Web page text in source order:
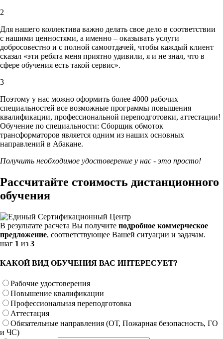
2
Для нашего коллектива важно делать свое дело в соответствии
с нашими ценностями, а именно – оказывать услуги
добросовестно и с полной самоотдачей, чтобы каждый клиент
сказал «эти ребята меня приятно удивили, я и не знал, что в
сфере обучения есть такой сервис».
3
Поэтому у нас можно оформить более 4000 рабочих
специальностей все возможные программы повышения
квалификации, профессиональной переподготовки, аттестации!
Обучение по специальности: Сборщик обмоток
трансформаторов является одним из наших основных
направлений в Абакане.
Получить необходимое удостоверение у нас - это просто!
Рассчитайте стоимость дистанционного
обучения
В результате расчета Вы получите подробное коммерческое
предложение, соответствующее Вашей ситуации и задачам.
шаг 1 из 3
КАКОЙ ВИД ОБУЧЕНИЯ ВАС ИНТЕРЕСУЕТ?
Рабочие удостоверения
Повышение квалификации
Профессиональная переподготовка
Аттестация
Обязательные направления (ОТ, Пожарная безопасность, ГО
и ЧС)